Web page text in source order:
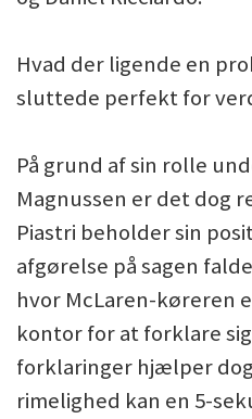
Hvad der ligende en
sluttede perfekt for
På grund af sin rolle
Magnussen er det dog
Piastri beholder sin
afgørelse på sagen
hvor McLaren-køreren
kontor for at forklare
forklaringer hjælper
rimelighed kan en 5-